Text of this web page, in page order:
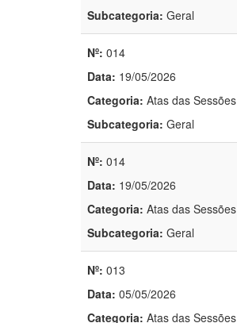
Subcategoria: Geral
Nº: 014
Data: 19/05/2026
Categoria: Atas das Sessões
Subcategoria: Geral
Nº: 014
Data: 19/05/2026
Categoria: Atas das Sessões
Subcategoria: Geral
Nº: 013
Data: 05/05/2026
Categoria: Atas das Sessões